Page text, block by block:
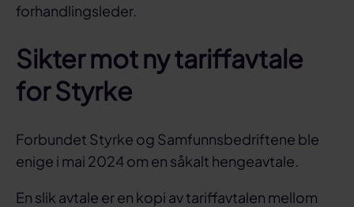
forhandlingsleder.
Sikter mot ny tariffavtale
for Styrke
Forbundet Styrke og Samfunnsbedriftene ble
enige i mai 2024 om en såkalt hengeavtale.
En slik avtale er en kopi av tariffavtalen mellom